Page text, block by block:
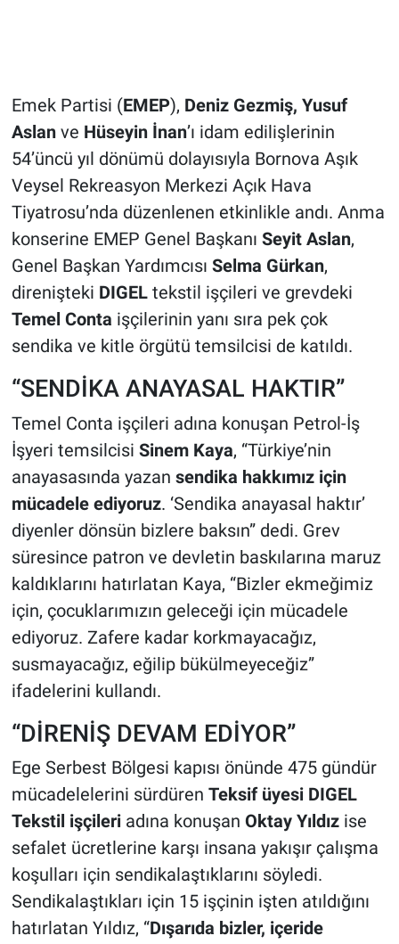
Emek Partisi (EMEP), Deniz Gezmiş, Yusuf
Aslanve Hüseyin İnan’ı idam edilişlerinin
54’üncü yıl dönümü dolayısıyla Bornova Aşık
Veysel Rekreasyon Merkezi Açık Hava
Tiyatrosu’nda düzenlenen etkinlikle andı. Anma
konserine EMEP Genel Başkanı Seyit Aslan,
Genel Başkan Yardımcısı Selma Gürkan,
direnişteki DIGELtekstil işçileri ve grevdeki
Temel Conta işçilerinin yanı sıra pek çok
sendika ve kitle örgütü temsilcisi de katıldı.
“SENDİKA ANAYASAL HAKTIR”
Temel Conta işçileri adına konuşan Petrol-İş
İşyeri temsilcisi Sinem Kaya, “Türkiye’nin
anayasasında yazan sendika hakkımız için
mücadele ediyoruz. ‘Sendika anayasal haktır’
diyenler dönsün bizlere baksın” dedi. Grev
süresince patron ve devletin baskılarına maruz
kaldıklarını hatırlatan Kaya, “Bizler ekmeğimiz
için, çocuklarımızın geleceği için mücadele
ediyoruz. Zafere kadar korkmayacağız,
susmayacağız, eğilip bükülmeyeceğiz”
ifadelerini kullandı.
“DİRENİŞ DEVAM EDİYOR”
Ege Serbest Bölgesi kapısı önünde 475 gündür
mücadelelerini sürdüren Teksif üyesi DIGEL
Tekstil işçileriadına konuşan Oktay Yıldızise
sefalet ücretlerine karşı insana yakışır çalışma
koşulları için sendikalaştıklarını söyledi.
Sendikalaştıkları için 15 işçinin işten atıldığını
hatırlatan Yıldız, “Dışarıda bizler, içeride